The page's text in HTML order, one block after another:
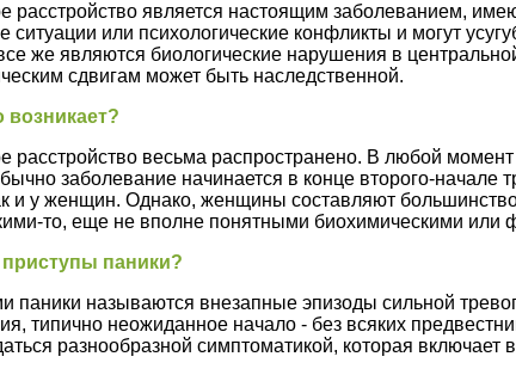
расстройство является настоящим заболеванием,
ситуации или психологические конфликты и могут
же являются биологические нарушения в
сдвигам может быть наследственной.
возникает?
расстройство весьма распространено. В любой
заболевание начинается в конце второго-начале
и у женщин. Однако, женщины составляют
то, еще не вполне понятными биохимическими или
приступы паники?
паники называются внезапные эпизоды сильной
типично неожиданное начало - без всяких
разнообразной симптоматикой, которая включает